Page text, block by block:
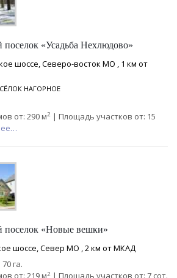
«Усадьба Нехлюдово»
шоссе, Северо-восток МО , 1 км от
НАГОРНОЕ
от: 290 м2 | Площадь участков от: 15
поселок «Новые вешки»
шоссе, Север МО , 2 км от МКАД
га.
от: 219 м2 | Площадь участков от: 7 сот.